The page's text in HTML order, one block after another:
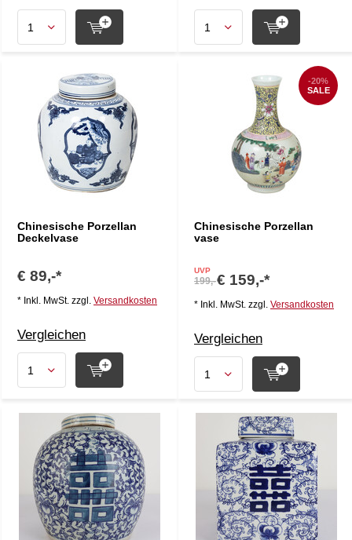
Chinesische Porzellan
Deckelvase
€ 89,-*
* Inkl. MwSt. zzgl. Versandkosten
Vergleichen
Chinesische Porzellan
vase
-20%
SALE
UVP
199,-€ 159,-*
* Inkl. MwSt. zzgl. Versandkosten
Vergleichen